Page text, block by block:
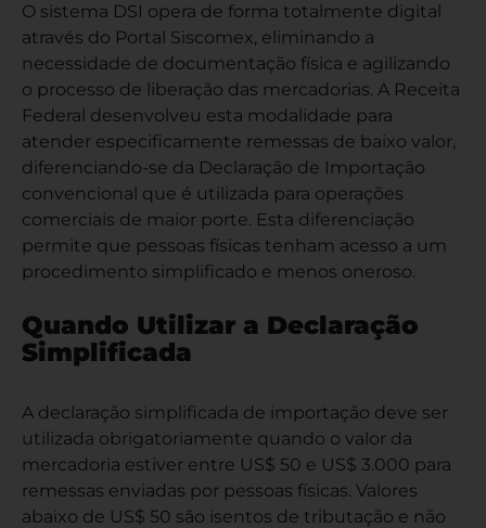
O sistema DSI opera de forma totalmente digital
através do Portal Siscomex, eliminando a
necessidade de documentação física e agilizando
o processo de liberação das mercadorias. A Receita
Federal desenvolveu esta modalidade para
atender especificamente remessas de baixo valor,
diferenciando-se da Declaração de Importação
convencional que é utilizada para operações
comerciais de maior porte. Esta diferenciação
permite que pessoas físicas tenham acesso a um
procedimento simplificado e menos oneroso.
Quando Utilizar a Declaração
Simplificada
A declaração simplificada de importação deve ser
utilizada obrigatoriamente quando o valor da
mercadoria estiver entre US$ 50 e US$ 3.000 para
remessas enviadas por pessoas físicas. Valores
abaixo de US$ 50 são isentos de tributação e não